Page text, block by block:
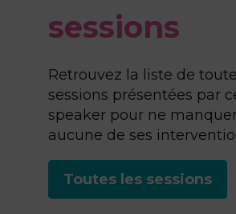
sessions
Retrouvez la liste de
sessions présentées par
speaker pour ne
aucune de ses
Toutes les sessions